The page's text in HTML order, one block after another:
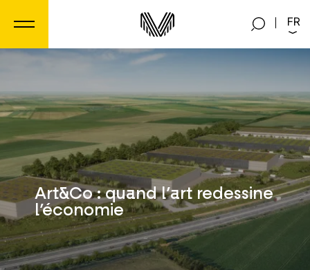
FR
Art&Co : quand l’art redessine
l’économie